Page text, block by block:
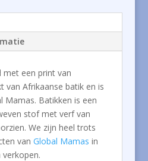
met een print van
van Afrikaanse batik en is
Mamas. Batikken is een
stof met verf van
We zijn heel trots
van Global Mamas in